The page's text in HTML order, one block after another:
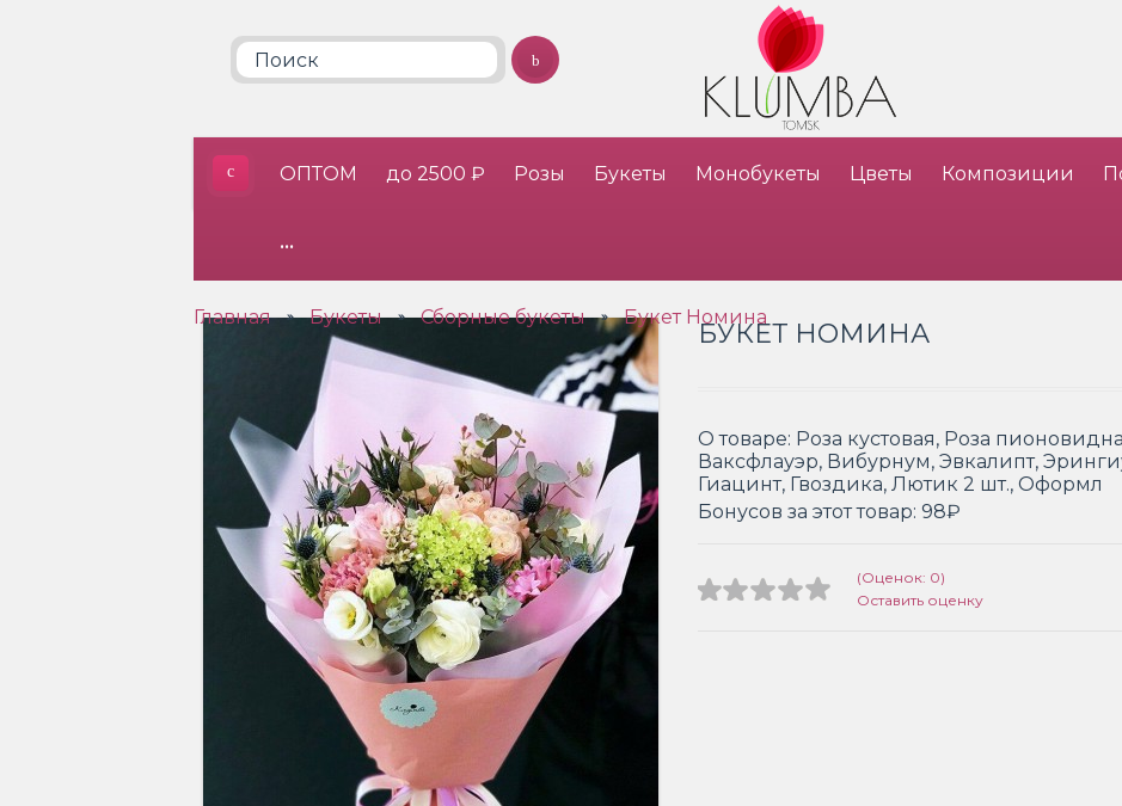
ОПТОМ до 2500 ₽ Розы Букеты Монобукеты Цветы Композиции
•••
Главная » Букеты » Сборные букеты » Букет Номина
БУКЕТ НОМИНА
О товаре: Роза кустовая, Роза
Ваксфлауэр, Вибурнум, Эвкалипт,
Гиацинт, Гвоздика, Лютик 2 шт., Оформл
Бонусов за этот товар: 98₽
(Оценок: 0)
Оставить оценку